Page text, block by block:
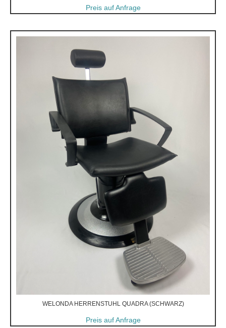
Preis auf Anfrage
WELONDA HERRENSTUHL QUADRA (SCHWARZ)
Preis auf Anfrage